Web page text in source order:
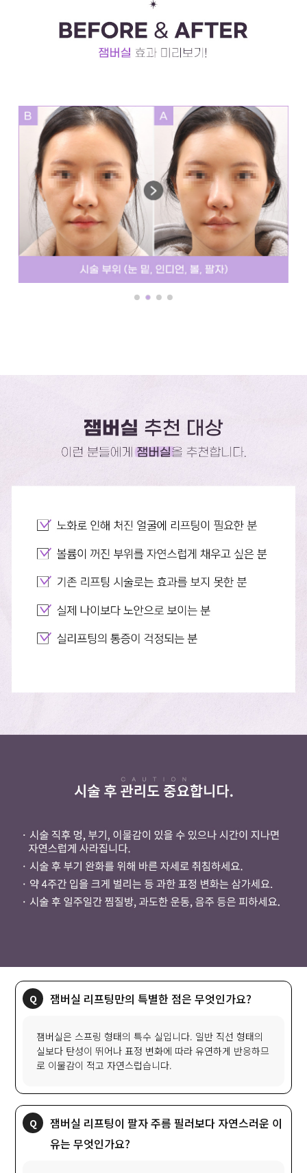
잼버실 리프팅만의 특별한 점은 무엇인가요?
잼버실은 스프링 형태의 특수 실입니다. 일반 직선 형태의
실보다 탄성이 뛰어나 표정 변화에 따라 유연하게 반응하므
로 이물감이 적고 자연스럽습니다.
잼버실 리프팅이 팔자 주름 필러보다 자연스러운 이
유는 무엇인가요?